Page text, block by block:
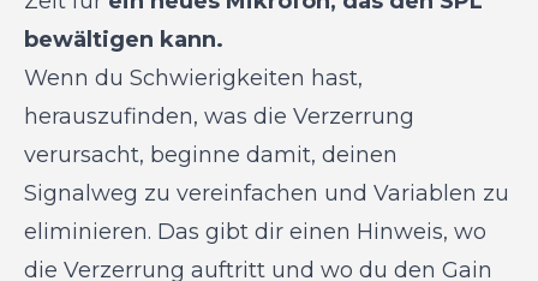
bewältigen kann.
Wenn du Schwierigkeiten hast,
herauszufinden, was die Verzerrung
verursacht, beginne damit, deinen
Signalweg zu vereinfachen und Variablen zu
eliminieren. Das gibt dir einen Hinweis, wo
die Verzerrung auftritt und wo du den Gain